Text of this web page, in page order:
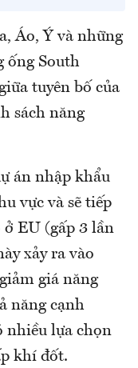
Áo, Ý và những
ống South
tuyên bố của
sách năng
án nhập khẩu
vực và sẽ tiếp
ở EU (gấp 3 lần
xảy ra vào
giá năng
năng cạnh
nhiều lựa chọn
khí đốt.